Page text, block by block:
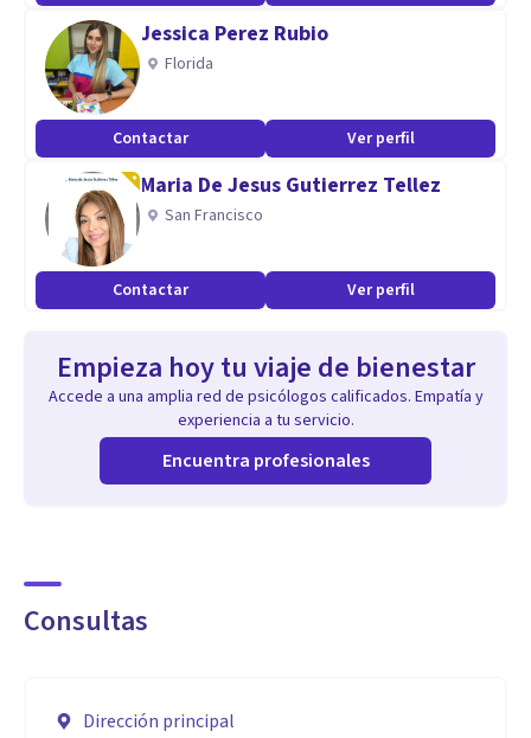
Jessica Perez Rubio
Florida
Contactar Ver perfil
Maria De Jesus Gutierrez Tellez
San Francisco
Contactar Ver perfil
Empieza hoy tu viaje de bienestar
Accede a una amplia red de psicólogos calificados. Empatía y
experiencia a tu servicio.
Encuentra profesionales
Consultas
Dirección principal